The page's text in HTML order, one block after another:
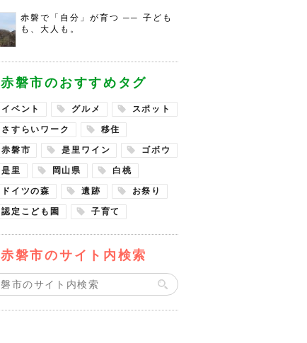
赤磐で「自分」が育つ ── 子ども
も、大人も。
赤磐市のおすすめタグ
イベント グルメ スポット
さすらいワーク 移住
赤磐市 是里ワイン ゴボウ
是里 岡山県 白桃
ドイツの森 遺跡 お祭り
認定こども園 子育て
赤磐市のサイト内検索